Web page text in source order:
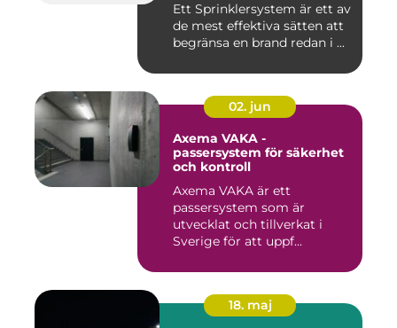
Ett Sprinklersystem är ett av
de mest effektiva sätten att
begränsa en brand redan i ...
02. jun
Axema VAKA -
passersystem för säkerhet
och kontroll
Axema VAKA är ett
passersystem som är
utvecklat och tillverkat i
Sverige för att uppf...
18. maj